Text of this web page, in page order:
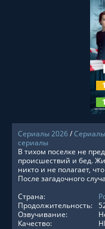
Сериалы 2026/Сериалы
сериалы
В тихом поселке не
происшествий и бед.
никто и не полагает,
После загадочного
Страна:
Продолжительность:
Озвучивание:
Качество: